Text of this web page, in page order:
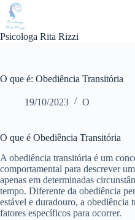
Pular
para
conteúdo
Psicologa Rita Rizzi
O que é: Obediência Transitória
19/10/2023 O
O que é Obediência Transitória
A obediência transitória é um
comportamental para descrever
apenas em determinadas
tempo. Diferente da obediência
estável e duradouro, a obediência
fatores específicos para ocorrer.